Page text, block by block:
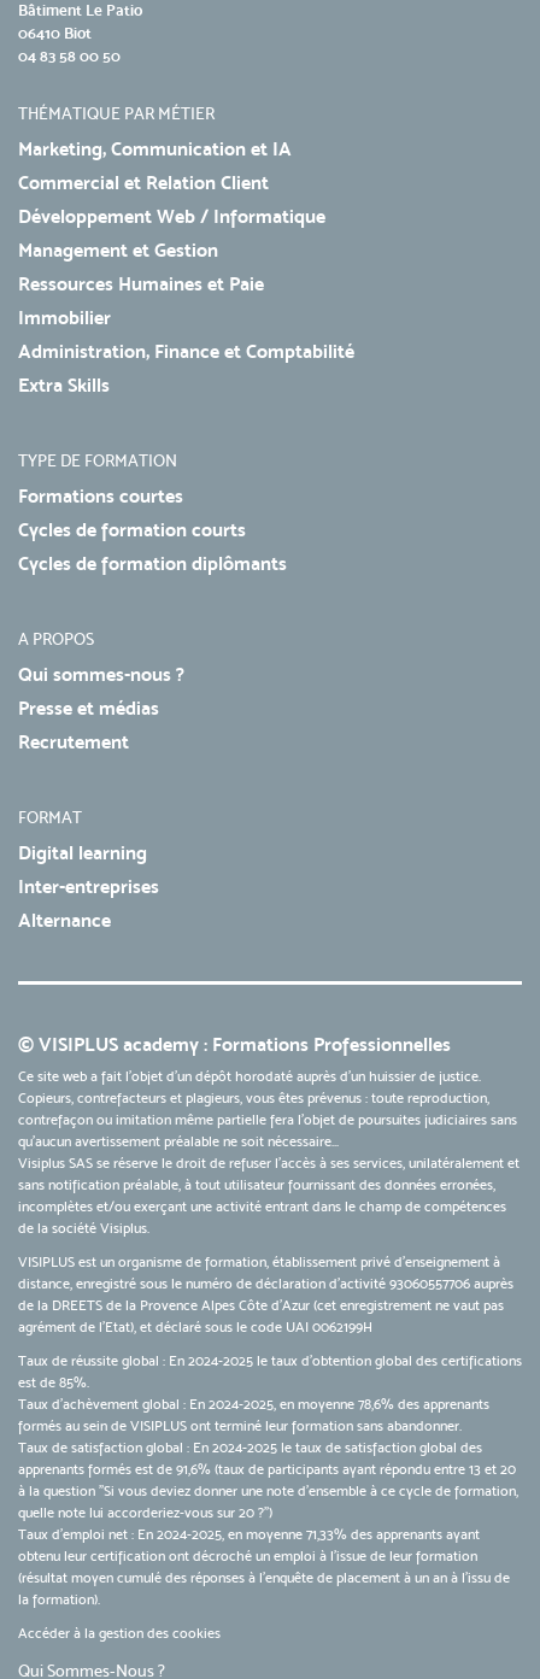
Bâtiment Le Patio
06410 Biot
04 83 58 00 50
THÉMATIQUE PAR MÉTIER
Marketing, Communication et IA
Commercial et Relation Client
Développement Web / Informatique
Management et Gestion
Ressources Humaines et Paie
Immobilier
Administration, Finance et Comptabilité
Extra Skills
TYPE DE FORMATION
Formations courtes
Cycles de formation courts
Cycles de formation diplômants
A PROPOS
Qui sommes-nous ?
Presse et médias
Recrutement
FORMAT
Digital learning
Inter-entreprises
Alternance
© VISIPLUS academy : Formations Professionnelles
Ce site web a fait l'objet d'un dépôt horodaté auprès d'un huissier de justice.
Copieurs, contrefacteurs et plagieurs, vous êtes prévenus : toute reproduction,
contrefaçon ou imitation même partielle fera l'objet de poursuites judiciaires sans
qu’aucun avertissement préalable ne soit nécessaire...
Visiplus SAS se réserve le droit de refuser l'accès à ses services, unilatéralement et
sans notification préalable, à tout utilisateur fournissant des données erronées,
incomplètes et/ou exerçant une activité entrant dans le champ de compétences
de la société Visiplus.
VISIPLUS est un organisme de formation, établissement privé d’enseignement à
distance, enregistré sous le numéro de déclaration d’activité 93060557706 auprès
de la DREETS de la Provence Alpes Côte d’Azur (cet enregistrement ne vaut pas
agrément de l’Etat), et déclaré sous le code UAI 0062199H
Taux de réussite global : En 2024-2025 le taux d'obtention global des certifications
est de 85%.
Taux d’achèvement global : En 2024-2025, en moyenne 78,6% des apprenants
formés au sein de VISIPLUS ont terminé leur formation sans abandonner.
Taux de satisfaction global : En 2024-2025 le taux de satisfaction global des
apprenants formés est de 91,6% (taux de participants ayant répondu entre 13 et 20
à la question "Si vous deviez donner une note d’ensemble à ce cycle de formation,
quelle note lui accorderiez-vous sur 20 ?")
Taux d’emploi net : En 2024-2025, en moyenne 71,33% des apprenants ayant
obtenu leur certification ont décroché un emploi à l'issue de leur formation
(résultat moyen cumulé des réponses à l'enquête de placement à un an à l'issu de
la formation).
Accéder à la gestion des cookies
Qui Sommes-Nous ?